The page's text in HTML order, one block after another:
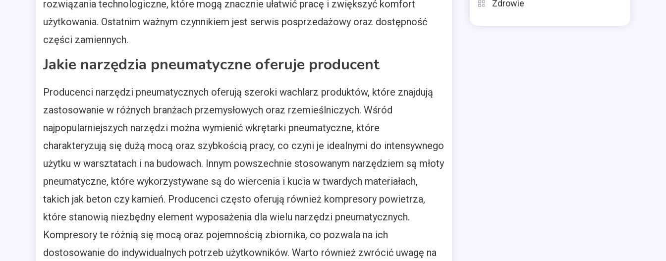
rozwiązania technologiczne, które mogą znacznie ułatwić pracę i zwiększyć komfort
użytkowania. Ostatnim ważnym czynnikiem jest serwis posprzedażowy oraz dostępność
części zamiennych.
Jakie narzędzia pneumatyczne oferuje producent
Producenci narzędzi pneumatycznych oferują szeroki wachlarz produktów, które znajdują
zastosowanie w różnych branżach przemysłowych oraz rzemieślniczych. Wśród
najpopularniejszych narzędzi można wymienić wkrętarki pneumatyczne, które
charakteryzują się dużą mocą oraz szybkością pracy, co czyni je idealnymi do intensywnego
użytku w warsztatach i na budowach. Innym powszechnie stosowanym narzędziem są młoty
pneumatyczne, które wykorzystywane są do wiercenia i kucia w twardych materiałach,
takich jak beton czy kamień. Producenci często oferują również kompresory powietrza,
które stanowią niezbędny element wyposażenia dla wielu narzędzi pneumatycznych.
Kompresory te różnią się mocą oraz pojemnością zbiornika, co pozwala na ich
dostosowanie do indywidualnych potrzeb użytkowników. Warto również zwrócić uwagę na
Zdrowie